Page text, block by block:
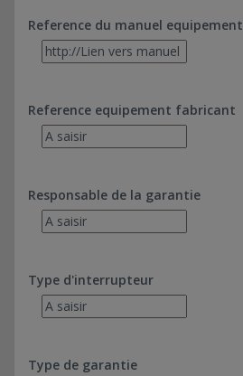
Reference du manuel equipement
Reference equipement fabricant
Responsable de la garantie
Type d'interrupteur
Type de garantie